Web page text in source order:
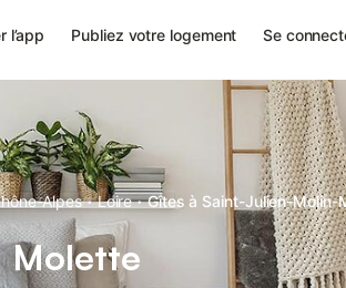
l’app Publiez votre logement Se
Alpes · Loire · Gîtes à Saint-Julien-Molin-
Molette